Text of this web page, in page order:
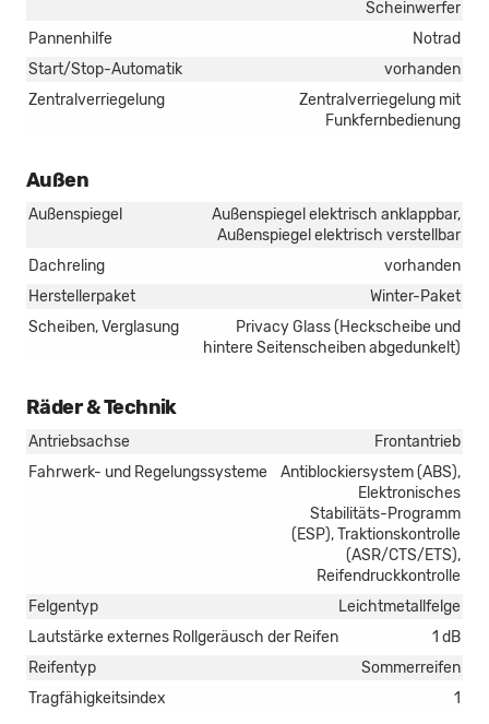
Scheinwerfer
Pannenhilfe
Notrad
Start/Stop-Automatik
vorhanden
Zentralverriegelung
Zentralverriegelung mit
Funkfernbedienung
Außen
Außenspiegel
Außenspiegel elektrisch anklappbar,
Außenspiegel elektrisch verstellbar
Dachreling
vorhanden
Herstellerpaket
Winter-Paket
Scheiben, Verglasung
Privacy Glass (Heckscheibe und
hintere Seitenscheiben abgedunkelt)
Räder & Technik
Antriebsachse
Frontantrieb
Fahrwerk- und Regelungssysteme
Antiblockiersystem (ABS),
Elektronisches
Stabilitäts-Programm
(ESP), Traktionskontrolle
(ASR/CTS/ETS),
Reifendruckkontrolle
Felgentyp
Leichtmetallfelge
Lautstärke externes Rollgeräusch der Reifen
1 dB
Reifentyp
Sommerreifen
Tragfähigkeitsindex
1